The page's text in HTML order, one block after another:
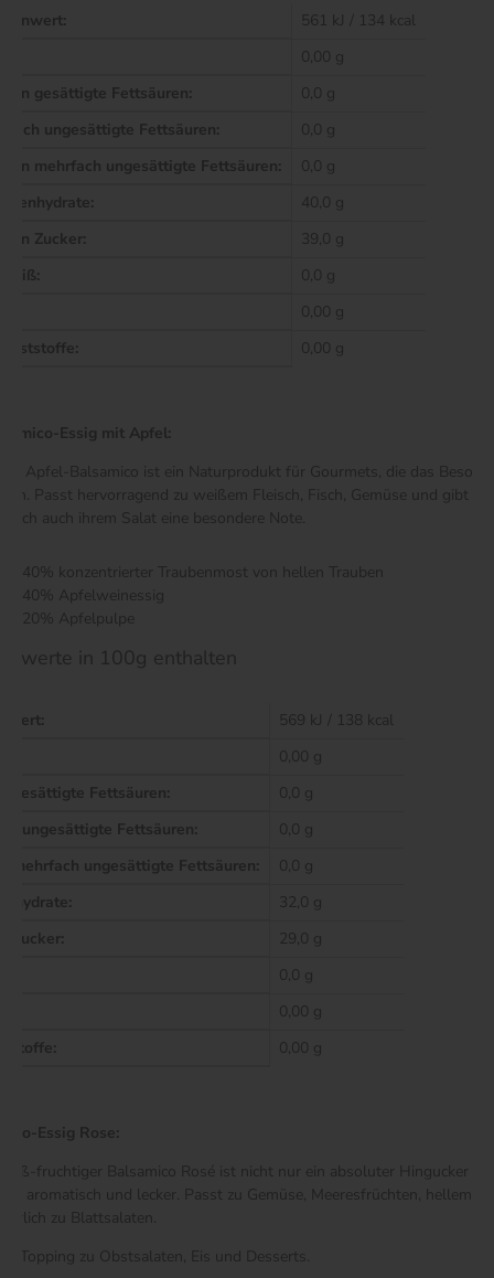
561 kJ / 134 kcal
0,00 g
gesättigte Fettsäuren:
0,0 g
ungesättigte Fettsäuren:
0,0 g
mehrfach ungesättigte Fettsäuren:
0,0 g
40,0 g
Zucker:
39,0 g
0,0 g
0,00 g
0,00 g
Essig mit Apfel:
Apfel-Balsamico ist ein Naturprodukt für Gourmets, die das
Passt hervorragend zu weißem Fleisch, Fisch, Gemüse und gibt
auch ihrem Salat eine besondere Note.
40% konzentrierter Traubenmost von hellen Trauben
40% Apfelweinessig
20% Apfelpulpe
in 100g enthalten
569 kJ / 138 kcal
0,00 g
gesättigte Fettsäuren:
0,0 g
ungesättigte Fettsäuren:
0,0 g
mehrfach ungesättigte Fettsäuren:
0,0 g
32,0 g
Zucker:
29,0 g
0,0 g
0,00 g
0,00 g
Essig Rose:
süß-fruchtiger Balsamico Rosé ist nicht nur ein absoluter Hingucker
aromatisch und lecker. Passt zu Gemüse, Meeresfrüchten, hellem
zu Blattsalaten.
Topping zu Obstsalaten, Eis und Desserts.